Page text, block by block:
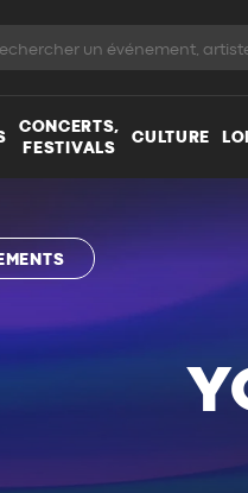
CONCERTS,
FESTIVALS
CULTURE